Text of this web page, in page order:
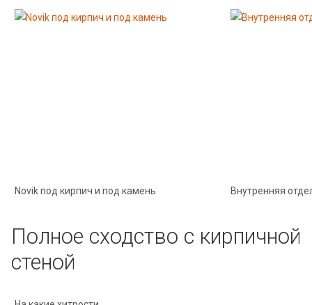
Novik под кирпич и под камень Внутренняя
Полное сходство с кирпичной
стеной